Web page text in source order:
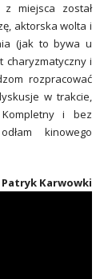
z miejsca został
aktorska wolta i
(jak to bywa u
charyzmatyczny i
rozpracować
w trakcie,
i bez
kinowego
Patryk Karwowki